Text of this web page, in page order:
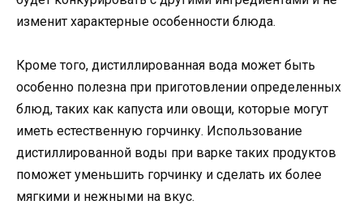
изменит характерные особенности блюда.
Кроме того, дистиллированная вода может быть
особенно полезна при приготовлении определенных
блюд, таких как капуста или овощи, которые могут
иметь естественную горчинку. Использование
дистиллированной воды при варке таких продуктов
поможет уменьшить горчинку и сделать их более
мягкими и нежными на вкус.